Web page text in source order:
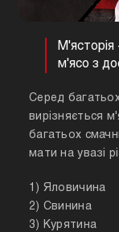
м'ясо з
Серед
вирізняється
багатьох
мати на увазі
1) Яловичина
2) Свинина
3) Курятина